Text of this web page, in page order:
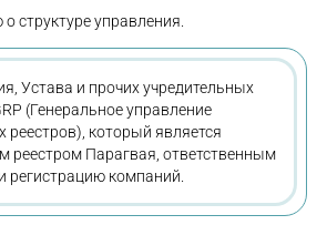
структуре управления.
Устава и прочих учредительных
(Генеральное управление
реестров), который является
реестром Парагвая, ответственным
регистрацию компаний.